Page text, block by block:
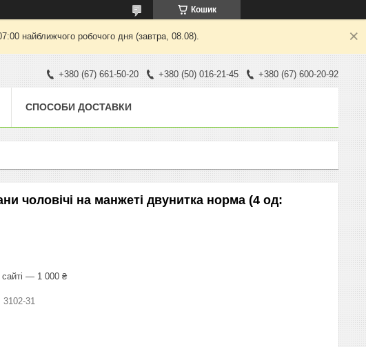
Кошик
найближчого робочого дня (завтра, 08.08).
+380 (67) 661-50-20 +380 (50) 016-21-45 +380 (67) 600-20-92
СПОСОБИ ДОСТАВКИ
чоловічі на манжеті двунитка норма (4 од:
— 1 000 ₴
3102-31